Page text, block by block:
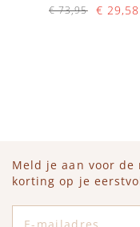
€ 29,58
€ 73,95
Meld je aan voor de
korting op je